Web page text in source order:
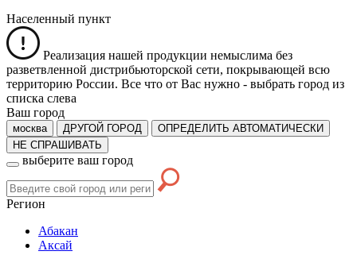
Населенный пункт
Реализация нашей продукции немыслима без
разветвленной дистрибьюторской сети, покрывающей всю
территорию России. Все что от Вас нужно - выбрать город из
списка слева
Ваш город
москва ДРУГОЙ ГОРОД
ОПРЕДЕЛИТЬ АВТОМАТИЧЕСКИ
НЕ СПРАШИВАТЬ
выберите ваш город
Регион
Абакан
Аксай